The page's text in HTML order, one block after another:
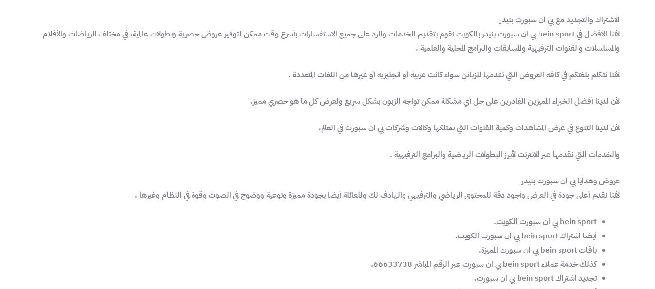
الاشتراك والتجديد مع بي ان سبورت بنيدر
لأننا الأفضل في bein sport بي ان سبورت بنيدر بالكويت نقوم بتقديم الخدمات والرد على جميع الاستفسارات بأسرع وقت ممكن لتوفير عروض حصرية وبطولات عالمية، في مختلف الرياضات والأفلام
والمسلسلات والقنوات الترفيهية والمسابقات والبرامج المحلية والعلمية .
لأننا نتكلم بلغتكم في كافة العروض التي نقدمها للزبائن سواء كانت عربية أو انجليزية أو غيرها من اللغات المتعددة .
لأن لدينا أفضل الخبراء المميزين القادرين على حل أي مشكلة ممكن تواجه الزبون بشكل سريع ولعرض كل ما هو حصري مميز.
لأن لدينا التنوع في عرض المشاهدات وكمية القنوات التي تمتلكها وكالات وشركات بي ان سبورت في العالم،
والخدمات التي نقدمها عبر الانترنت لأبرز البطولات الرياضية والبرامج الترفيهية .
عروض وهدايا بي ان سبورت بنيدر
لأننا نقدم أعلى جودة في العرض وأجود دقة للمحتوى الرياضي والترفيهي والهادف لك وللعائلة أيضا بجودة مميزة ونوعية ووضوح في الصوت وقوة في النظام وغيرها .
bein sport بي ان سبورت الكويت.
أيضا اشتراك bein sport بي ان سبورت الكويت.
باقات bein sport بي ان سبورت المميزة.
كذلك خدمة عملاء bein sport بي ان سبورت عبر الرقم المباشر 66633738.
تجديد اشتراك bein sport بي ان سبورت.